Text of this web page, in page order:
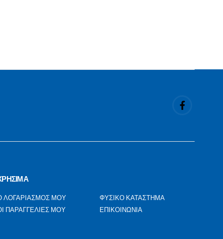
ΛΟΓΑΡΙΑΣΜΟΣ ΜΟΥ
ΠΑΡΑΓΓΕΛΙΕΣ ΜΟΥ
ΦΥΣΙΚΟ ΚΑΤΑΣΤΗΜΑ
ΕΠΙΚΟΙΝΩΝΙΑ